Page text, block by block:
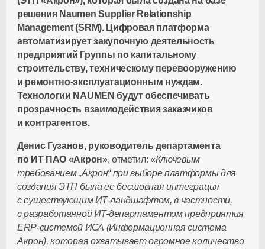
решения Naumen Supplier Relationship
Management (SRM). Цифровая платформа
автоматизирует закупочную деятельность
предприятий Группы по капитальному
строительству, техническому перевооружению
и ремонтно-эксплуатационным нуждам.
Технологии NAUMEN будут обеспечивать
прозрачность взаимодействия заказчиков
и контрагентов.
Денис Гузанов, руководитель департамента
по ИТ П АО «Акрон», отметил: «Ключевым
требованием „Акрон“ при выборе платформы для
создания ЭТП была ее бесшовная интеграция
с существующимИТ-ландшафтом, в частности,
с разработаннойИТ-департаментомпредприятия
ERP-системой ИСА (Информационная система
Акрон), которая охватывает огромное количество